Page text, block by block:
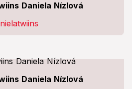
Daniela Nízlová
Daniela Nízlová